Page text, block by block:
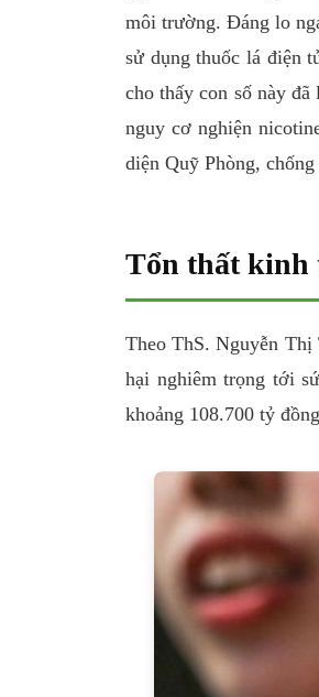
môi trường. Đáng lo
sử dụng thuốc lá điện
cho thấy con số này
nguy cơ nghiện
diện Quỹ Phòng,
Tổn thất kinh
Theo ThS. Nguyễn
hại nghiêm trọng tới
khoảng 108.700 tỷ